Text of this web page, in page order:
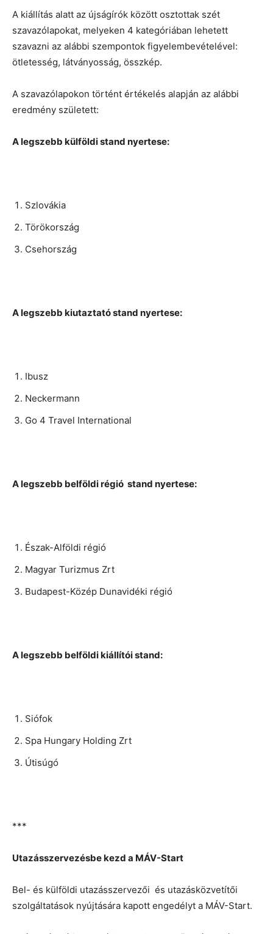
A kiállítás alatt az újságírók között osztottak szét
szavazólapokat, melyeken 4 kategóriában lehetett
szavazni az alábbi szempontok figyelembevételével:
ötletesség, látványosság, összkép.
A szavazólapokon történt értékelés alapján az alábbi
eredmény született:
A legszebb külföldi stand nyertese:
Szlovákia
Törökország
Csehország
A legszebb kiutaztató stand nyertese:
Ibusz
Neckermann
Go 4 Travel International
A legszebb belföldi régió stand nyertese:
Észak-Alföldi régió
Magyar Turizmus Zrt
Budapest-Közép Dunavidéki régió
A legszebb belföldi kiállítói stand:
Siófok
Spa Hungary Holding Zrt
Útisúgó
***
Utazásszervezésbe kezd a MÁV-Start
Bel- és külföldi utazásszervezői és utazásközvetítői
szolgáltatások nyújtására kapott engedélyt a MÁV-Start.